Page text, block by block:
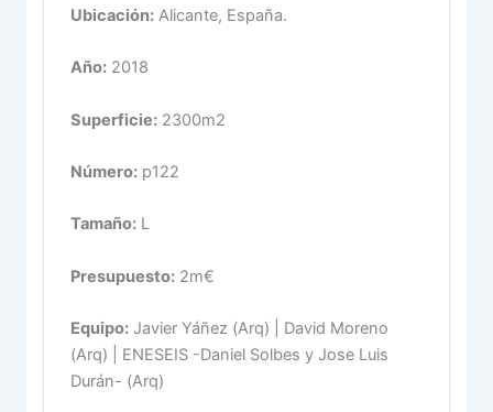
Ubicación:Alicante, España.
Año:2018
Superficie:2300m2
Número:p122
Tamaño:L
Presupuesto:2m€
Equipo:Javier Yáñez (Arq) | David Moreno
(Arq) | ENESEIS -Daniel Solbes y Jose Luis
Durán- (Arq)